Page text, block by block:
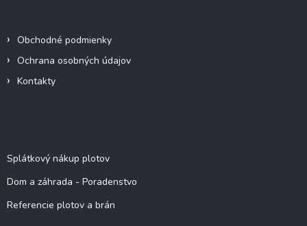
Obchodné podmienky
Ochrana osobných údajov
Kontakty
Splátkový nákup plotov
Dom a záhrada - Poradenstvo
Referencie plotov a brán